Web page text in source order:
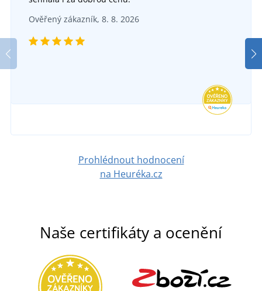
Ověřený zákazník, 8. 8. 2026
Prohlédnout hodnocení
na Heuréka.cz
Naše certifikáty a ocenění